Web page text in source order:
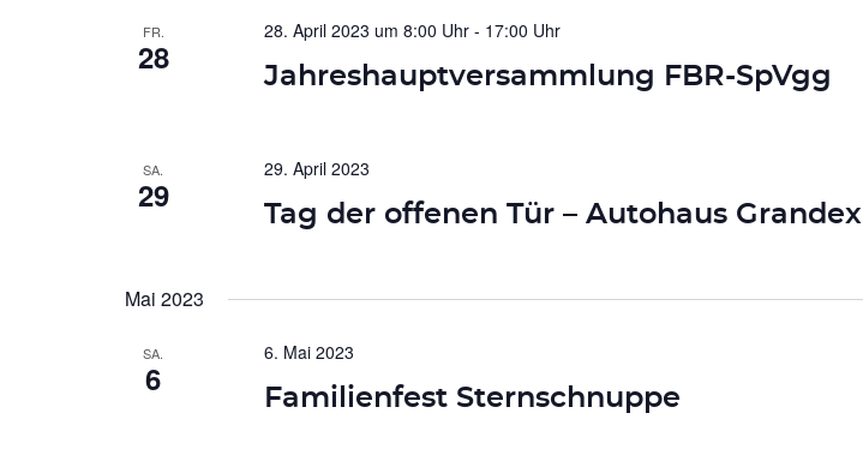
FR.
28 Jahreshauptversammlung FBR-SpVgg
28. April 2023 um 8:00 Uhr- 17:00 Uhr
SA.
29 Tag der offenen Tür – Autohaus Grandex
29. April 2023
Mai 2023
SA.
6 Familienfest Sternschnuppe
6. Mai 2023